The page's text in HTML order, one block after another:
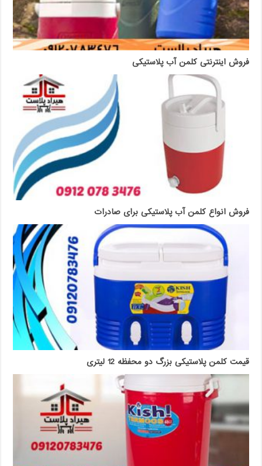
فروش اینترنتی کلمن آب پلاستیکی
فروش انواع کلمن آب پلاستیکی برای صادرات
قیمت کلمن پلاستیکی بزرگ دو محفظه 12 لیتری